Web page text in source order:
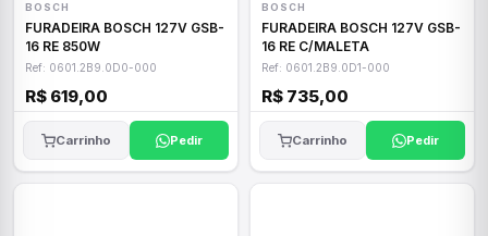
BOSCH
FURADEIRA BOSCH 127V GSB-
16 RE 850W
Ref: 0601.2B9.0D0-000
R$ 619,00
Carrinho Pedir
BOSCH
FURADEIRA BOSCH 127V GSB-
16 RE C/MALETA
Ref: 0601.2B9.0D1-000
R$ 735,00
Carrinho Pedir